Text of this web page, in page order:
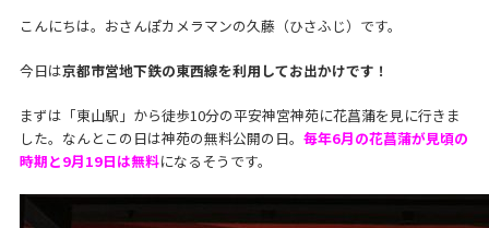
こんにちは。おさんぽカメラマンの久藤（ひさふじ）です。
今日は京都市営地下鉄の東西線を利用してお出かけです！
まずは「東山駅」から徒歩10分の平安神宮神苑に花菖蒲を見に行きま
した。なんとこの日は神苑の無料公開の日。 毎年6月の花菖蒲が見頃の
時期と9月19日は無料になるそうです。